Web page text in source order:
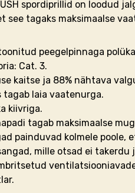
spordiprillid on loodud
see tagaks maksimaalse
peegelpinnaga
Cat. 3.
kaitse ja 88% nähtava
tagab laia vaatenurga.
kiivriga.
tagab maksimaalse
painduvad kolmele poole,
mille otsad ei